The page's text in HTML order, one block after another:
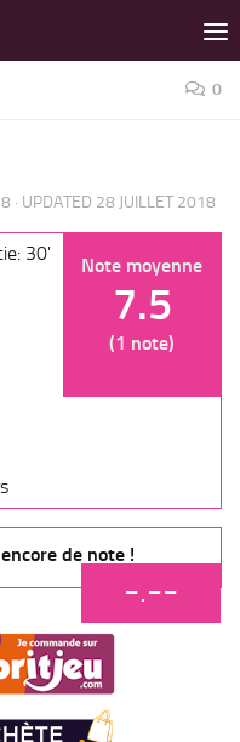
0
· UPDATED 28 JUILLET 2018
Note moyenne
7.5
(1 note)
30'
de note !
-.--